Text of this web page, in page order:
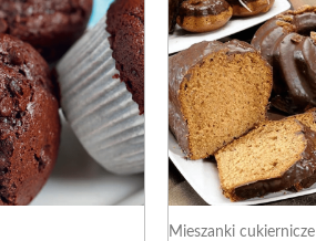
Mieszanki cukiernicze